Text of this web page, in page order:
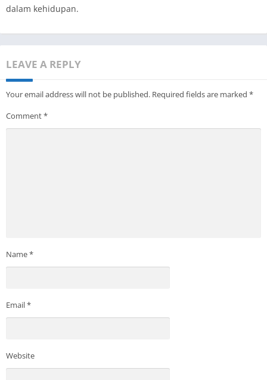
dalam kehidupan.
LEAVE A REPLY
Your email address will not be published. Required fields are marked *
Comment*
Name*
Email*
Website